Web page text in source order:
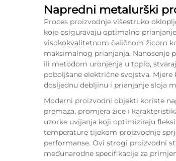
Napredni metalurški
Proces proizvodnje višestruko
koje osiguravaju optimalno
visokokvalitetnom čeličnom žicom
maksimalnog prianjanja.
ili metodom uronjenja u toplo,
poboljšane električne svojstva.
dosljednu debljinu i prianjanje sloja
Moderni proizvodni objekti koriste
premaza, promjera žice i
uzorke uvijanja koji optimiziraju
temperature tijekom proizvodnje
performanse. Ovi strogi proizvodni
međunarodne specifikacije za